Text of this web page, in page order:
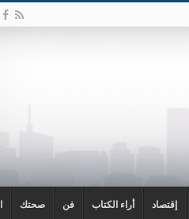
إقتصاد أراء الكتاب فن صحتك